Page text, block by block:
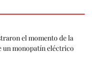
el momento de la
un monopatín eléctrico